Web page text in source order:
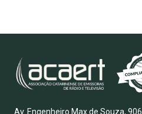
Av. Engenheiro Max de Souza, 906